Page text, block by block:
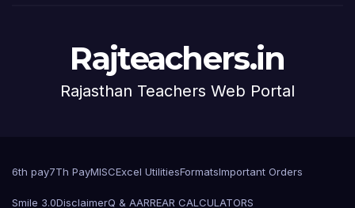
Rajteachers.in
Rajasthan Teachers Web Portal
6th pay7Th PayMISCExcel UtilitiesFormatsImportant Orders
Smile 3.0DisclaimerQ & AARREAR CALCULATORS